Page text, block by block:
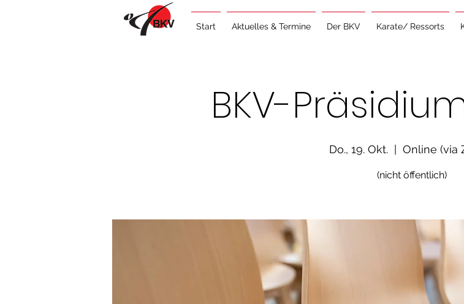
Start Aktuelles & Termine Der BKV Karate/ Ressorts
BKV-
Do., 19. Okt. Online (via
(nicht öffentlich)